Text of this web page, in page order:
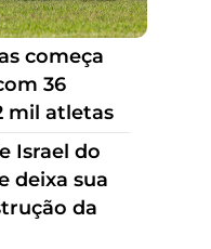
Israel do
sua
da
começa
36
mil atletas